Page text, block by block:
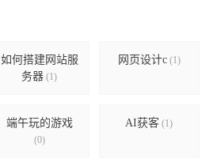
如何搭建网站服
务器 (1)
网页设计c(1)
端午玩的游戏
(0)
AI获客 (1)